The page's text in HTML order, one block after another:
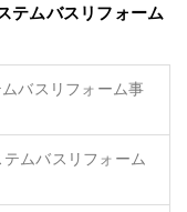
テムバスリフォーム
バスリフォーム事
ムバスリフォーム